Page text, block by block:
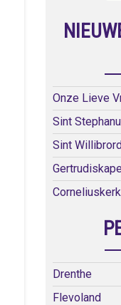
Onze Lieve
Sint
Sint
Drenthe
Flevoland